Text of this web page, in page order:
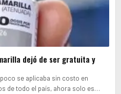
dejó de ser gratuita y
se aplicaba sin costo en
de todo el país, ahora solo es…